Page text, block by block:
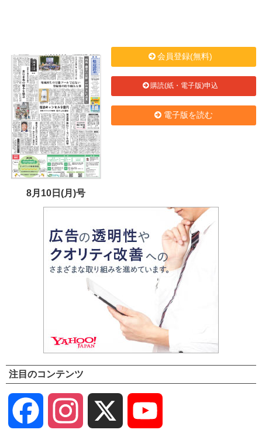
8月10日(月)号
会員登録(無料)
購読(紙・電子版)申込
電子版を読む
注目のコンテンツ
Facebook Instagram